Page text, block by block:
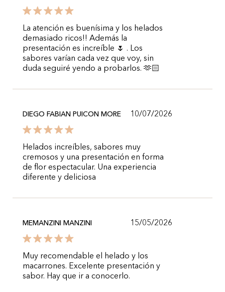
La atención es buenísima y los helados
demasiado ricos!! Además la
presentación es increíble 🌷 . Los
sabores varían cada vez que voy, sin
duda seguiré yendo a probarlos. 🫶🏻
DIEGO FABIAN PUICON MORE 10/07/2026
Helados increíbles, sabores muy
cremosos y una presentación en forma
de flor espectacular. Una experiencia
diferente y deliciosa
MEMANZINI MANZINI 15/05/2026
Muy recomendable el helado y los
macarrones. Excelente presentación y
sabor. Hay que ir a conocerlo.